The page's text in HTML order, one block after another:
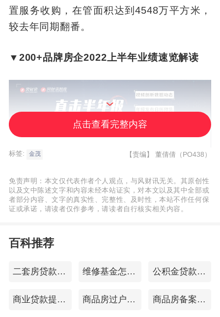
置服务收购，在管面积达到4548万平方米，
较去年同期翻番。
▼200+品牌房企2022上半年业绩速览解读
点击查看完整内容
标签: 金茂 【责编】 董倩倩（PO438）
免责声明：本文仅代表作者个人观点，与风财讯无关。其原创性
以及文中陈述文字和内容未经本站证实，对本文以及其中全部或
者部分内容、文字的真实性、完整性、及时性，本站不作任何保
证或承诺，请读者仅作参考，请读者自行核实相关内容。
百科推荐
二套房贷款政策 维修基金怎么算 公积金贷款提前还款流程
商业贷款提前还款 商品房过户费用 商品房备案合同查询